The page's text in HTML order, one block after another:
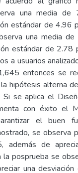
una media de
estándar de 4.96
una media
estándar de 2.78
a usuarios
entonces se
hipótesis alterna
se aplica el
con éxito el
el buen
se observa
además de
posprueba se
una